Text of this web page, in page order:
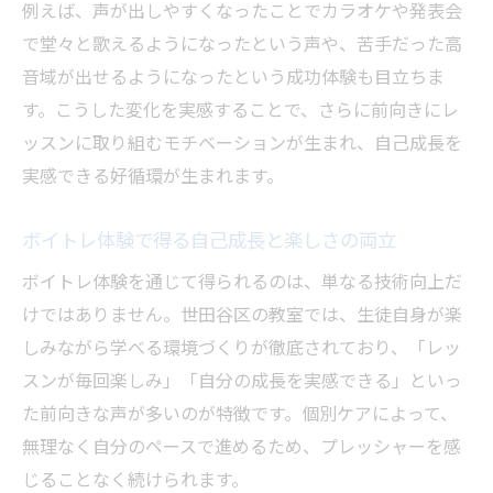
例えば、声が出しやすくなったことでカラオケや発表会
で堂々と歌えるようになったという声や、苦手だった高
音域が出せるようになったという成功体験も目立ちま
す。こうした変化を実感することで、さらに前向きにレ
ッスンに取り組むモチベーションが生まれ、自己成長を
実感できる好循環が生まれます。
ボイトレ体験で得る自己成長と楽しさの両立
ボイトレ体験を通じて得られるのは、単なる技術向上だ
けではありません。世田谷区の教室では、生徒自身が楽
しみながら学べる環境づくりが徹底されており、「レッ
スンが毎回楽しみ」「自分の成長を実感できる」といっ
た前向きな声が多いのが特徴です。個別ケアによって、
無理なく自分のペースで進めるため、プレッシャーを感
じることなく続けられます。